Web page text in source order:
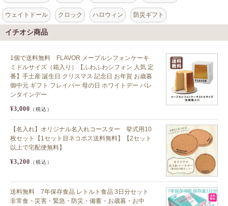
ウェイトドール クロック ハロウィン 防災ギフト
イチオシ商品
1個で送料無料 FLAVOR メープルシフォンケーキ
ミドルサイズ（箱入り）【ふわふわシフォン 人気 定
番】手土産 誕生日 クリスマス 記念日 お年賀 お歳暮
御中元 ギフト フレイバー 母の日 ホワイトデー バレ
ンタインデー
¥3,000 （税込）
【名入れ】オリジナル名入れコースター 挙式用10
枚セット【1セット目ネコポス送料無料】【2セット
以上で宅配便無料】
¥3,200 （税込）
送料無料 7年保存食品 レトルト食品 3日分セット
非常食・災害・緊急・防災・備蓄・お歳暮・お中